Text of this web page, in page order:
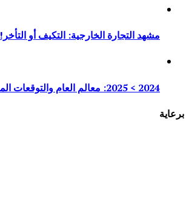
مشهد التجارة الخارجية: التكيف أو التأخر!
2024 > 2025: معالم العام والتوقعات المستقبلية
برعاية